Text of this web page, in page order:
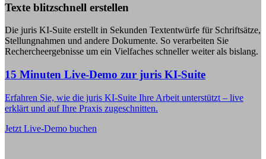
Texte blitzschnell erstellen
Die juris KI-Suite erstellt in Sekunden Textentwürfe für Schriftsätze,
Stellungnahmen und andere Dokumente. So verarbeiten Sie
Rechercheergebnisse um ein Vielfaches schneller weiter als bislang.
15 Minuten Live-Demo zur juris KI-Suite
Erfahren Sie, wie die juris KI-Suite Ihre Arbeit unterstützt – live
erklärt und auf Ihre Praxis zugeschnitten.
Jetzt Live-Demo buchen